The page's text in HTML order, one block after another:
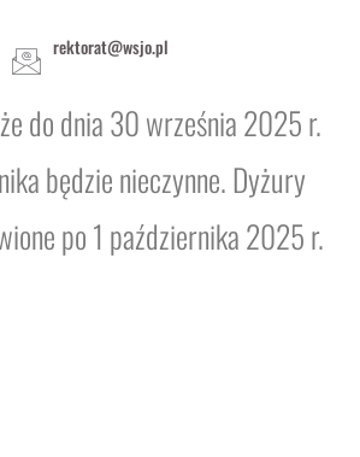
rektorat@wsjo.pl
do dnia 30 września 2025 r.
będzie nieczynne. Dyżury
po 1 października 2025 r.